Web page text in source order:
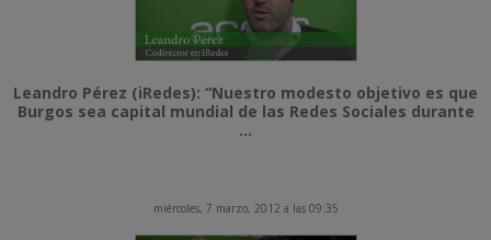
Leandro Pérez (iRedes): “Nuestro modesto objetivo es que
Burgos sea capital mundial de las Redes Sociales durante
...
miércoles, 7 marzo, 2012 a las 09:35